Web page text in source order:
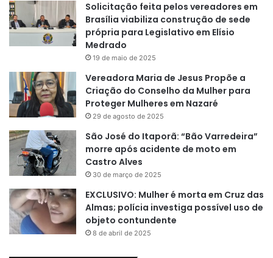
Solicitação feita pelos vereadores em
Brasília viabiliza construção de sede
própria para Legislativo em Elísio
Medrado
19 de maio de 2025
Vereadora Maria de Jesus Propõe a
Criação do Conselho da Mulher para
Proteger Mulheres em Nazaré
29 de agosto de 2025
São José do Itaporã: “Bão Varredeira”
morre após acidente de moto em
Castro Alves
30 de março de 2025
EXCLUSIVO: Mulher é morta em Cruz das
Almas; polícia investiga possível uso de
objeto contundente
8 de abril de 2025